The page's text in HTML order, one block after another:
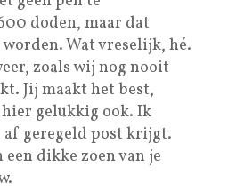
doden, maar dat
Wat vreselijk, hé.
zoals wij nog nooit
Jij maakt het best,
gelukkig ook. Ik
af geregeld post krijgt.
dikke zoen van je